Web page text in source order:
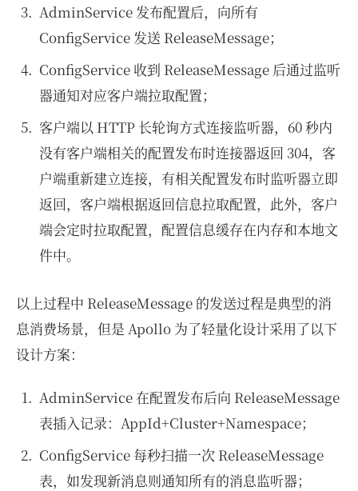
AdminService 发布配置后，向所有
ConfigService 发送 ReleaseMessage；
ConfigService 收到 ReleaseMessage 后通过监听
器通知对应客户端拉取配置；
客户端以 HTTP 长轮询方式连接监听器，60 秒内
没有客户端相关的配置发布时连接器返回 304，客
户端重新建立连接，有相关配置发布时监听器立即
返回，客户端根据返回信息拉取配置，此外，客户
端会定时拉取配置，配置信息缓存在内存和本地文
件中。
以上过程中 ReleaseMessage 的发送过程是典型的消
息消费场景，但是 Apollo 为了轻量化设计采用了以下
设计方案：
AdminService 在配置发布后向 ReleaseMessage
表插入记录：AppId+Cluster+Namespace；
ConfigService 每秒扫描一次 ReleaseMessage
表，如发现新消息则通知所有的消息监听器；